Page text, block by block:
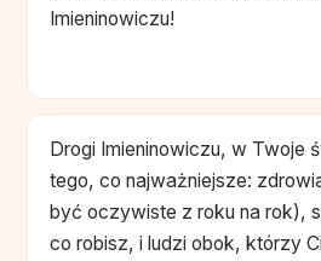
Imieninowiczu!
Drogi Imieninowiczu, w Twoje
tego, co najważniejsze:
być oczywiste z roku na rok),
co robisz, i ludzi obok, którzy